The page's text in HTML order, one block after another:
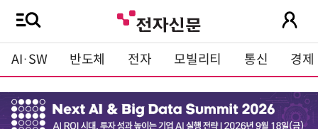
AI·SW 반도체 전자 모빌리티 통신 경제